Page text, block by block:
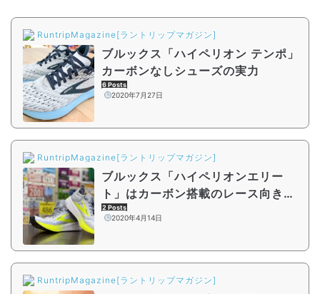
RuntripMagazine[ラントリップマガジン]
ブルックス「ハイペリオン テンポ」
カーボンなしシューズの実力
6 Posts
2020年7月27日
RuntripMagazine[ラントリップマガジン]
ブルックス「ハイペリオンエリー
ト」はカーボン搭載のレース向きシ
ューズ
2 Posts
2020年4月14日
RuntripMagazine[ラントリップマガジン]